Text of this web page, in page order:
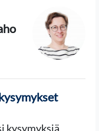
kysymyksiä
muuttuva tieto